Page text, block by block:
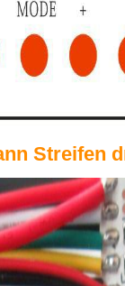
Streifen